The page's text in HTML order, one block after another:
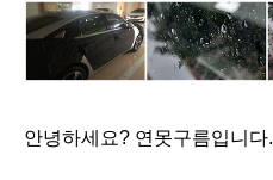
안녕하세요? 연못구름입니다.